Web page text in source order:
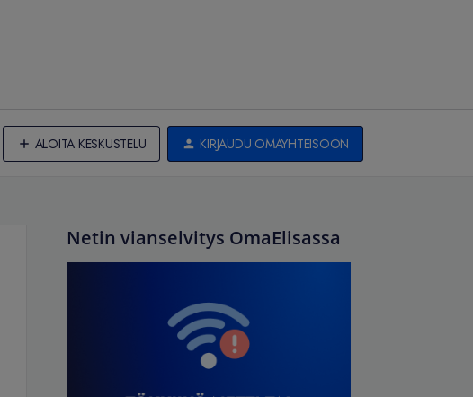
ALOITA KESKUSTELU KIRJAUDU OMAYHTEISÖÖN
Netin vianselvitys OmaElisassa